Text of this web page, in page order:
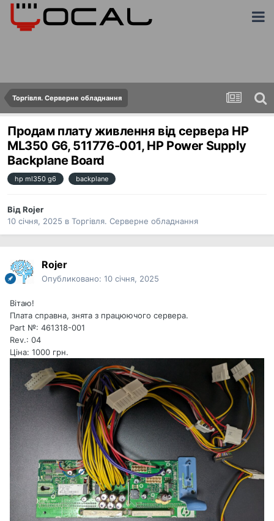
Торгівля. Серверне обладнання
Продам плату живлення від сервера HP
ML350 G6, 511776-001, HP Power Supply
Backplane Board
hp ml350 g6 backplane
ВідRojer
10 січня, 2025 в Торгівля. Серверне обладнання
Rojer
Опубликовано: 10 січня, 2025
Вітаю!
Плата справна, знята з працюючого сервера.
Part №: 461318-001
Rev.: 04
Ціна: 1000 грн.